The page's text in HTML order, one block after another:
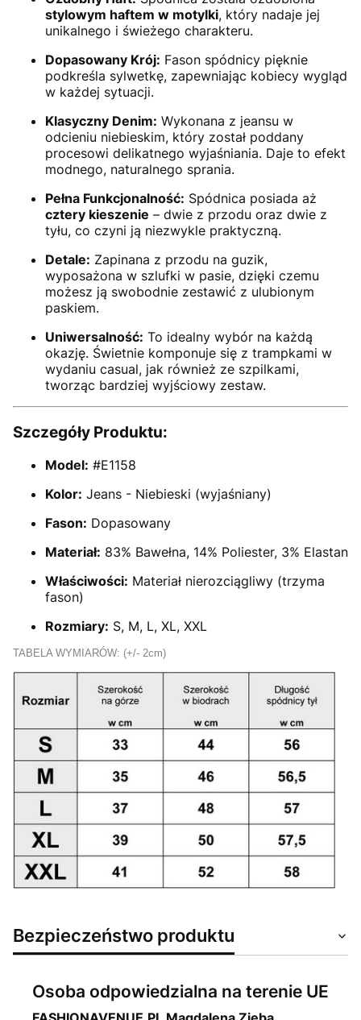
stylowym haftem w motylki, który nadaje jej
unikalnego i świeżego charakteru.
Dopasowany Krój: Fason spódnicy pięknie
podkreśla sylwetkę, zapewniając kobiecy wygląd
w każdej sytuacji.
Klasyczny Denim: Wykonana z jeansu w
odcieniu niebieskim, który został poddany
procesowi delikatnego wyjaśniania. Daje to efekt
modnego, naturalnego sprania.
Pełna Funkcjonalność: Spódnica posiada aż
cztery kieszenie – dwie z przodu oraz dwie z
tyłu, co czyni ją niezwykle praktyczną.
Detale: Zapinana z przodu na guzik,
wyposażona w szlufki w pasie, dzięki czemu
możesz ją swobodnie zestawić z ulubionym
paskiem.
Uniwersalność: To idealny wybór na każdą
okazję. Świetnie komponuje się z trampkami w
wydaniu casual, jak również ze szpilkami,
tworząc bardziej wyjściowy zestaw.
Szczegóły Produktu:
Model: #E1158
Kolor: Jeans - Niebieski (wyjaśniany)
Fason: Dopasowany
Materiał: 83% Bawełna, 14% Poliester, 3% Elastan
Właściwości: Materiał nierozciągliwy (trzyma
fason)
Rozmiary: S, M, L, XL, XXL
TABELA WYMIARÓW: (+/- 2cm)
Bezpieczeństwo produktu
Osoba odpowiedzialna na terenie UE